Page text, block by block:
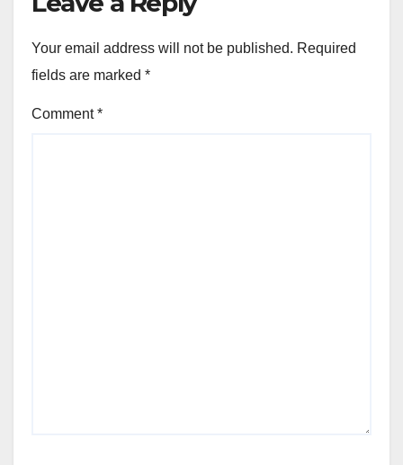
Your email address will not be published. Required
fields are marked *
Comment*